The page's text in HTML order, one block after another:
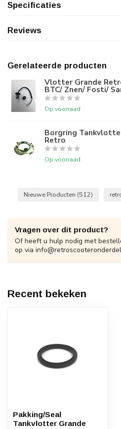
Specificaties
Reviews
Gerelateerde producten
Vlotter Grande
BTC/ Znen/ Fosti/
Op voorraad
Borgring
Retro
Op voorraad
Nieuwe Producten (512)
Vragen over dit product?
Of heeft u hulp nodig met
op via
Recent bekeken
Pakking/Seal
Tankvlotter Grande